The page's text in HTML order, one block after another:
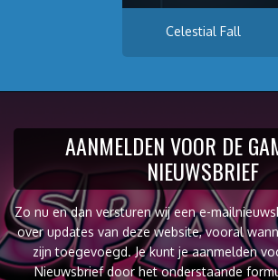
Celestial Fall
AANMELDEN VOOR DE
NIEUWSBRIEF
Zo nu en dan versturen wij een e-
over updates van deze website, vooral
zijn toegevoegd. Je kunt je aanmelden
Nieuwsbrief door het onderstaande